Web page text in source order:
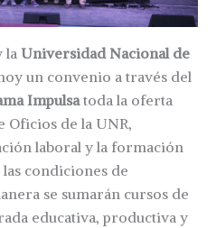
la Universidad Nacional de
un convenio a través del
Impulsatoda la oferta
Oficios de la UNR,
laboral y la formación
condiciones de
se sumarán cursos de
educativa, productiva y